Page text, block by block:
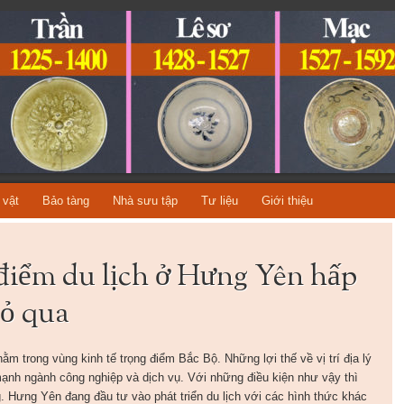
NAM
TỪNG THỜI KỲ LỊCH SỬ!
vật Bảo tàng Nhà sưu tập Tư liệu Giới thiệu
du lịch ở Hưng Yên hấp
qua
trong vùng kinh tế trọng điểm Bắc Bộ. Những lợi thế về vị trí địa lý
ngành công nghiệp và dịch vụ. Với những điều kiện như vậy thì
Hưng Yên đang đầu tư vào phát triển du lịch với các hình thức khác